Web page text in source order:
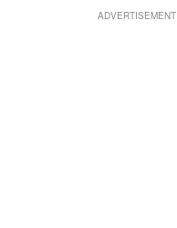
ADVERTISEMENT